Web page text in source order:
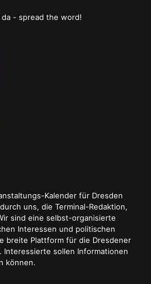
- spread the word!
Kalender für Dresden
uns, die Terminal-Redaktion,
sind eine selbst-organisierte
Interessen und politischen
breite Plattform für die Dresdener
Interessierte sollen Informationen
können.